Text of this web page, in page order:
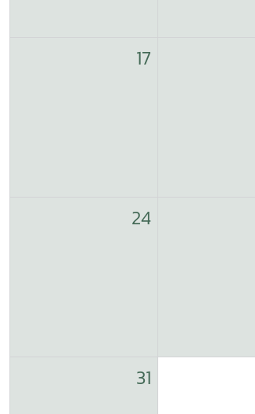
17
24
31